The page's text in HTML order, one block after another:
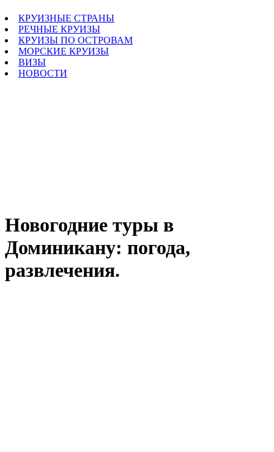
КРУИЗНЫЕ СТРАНЫ
РЕЧНЫЕ КРУИЗЫ
КРУИЗЫ ПО ОСТРОВАМ
МОРСКИЕ КРУИЗЫ
ВИЗЫ
НОВОСТИ
Новогодние туры в
Доминикану: погода,
развлечения.